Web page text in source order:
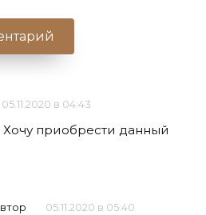
05.11.2020 в 04:43
Хочу приобрести данный
05.11.2020 в 05:40